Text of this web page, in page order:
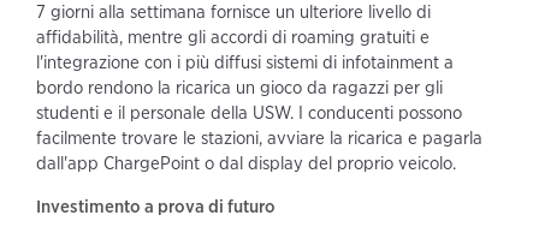
7 giorni alla settimana fornisce un ulteriore livello di
affidabilità, mentre gli accordi di roaming gratuiti e
l'integrazione con i più diffusi sistemi di infotainment a
bordo rendono la ricarica un gioco da ragazzi per gli
studenti e il personale della USW. I conducenti possono
facilmente trovare le stazioni, avviare la ricarica e pagarla
dall'app ChargePoint o dal display del proprio veicolo.
Investimento a prova di futuro